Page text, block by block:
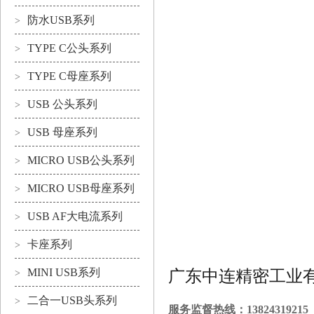
> 防水USB系列
> TYPE C公头系列
> TYPE C母座系列
> USB 公头系列
> USB 母座系列
> MICRO USB公头系列
> MICRO USB母座系列
> USB AF大电流系列
> 卡座系列
> MINI USB系列
> 二合一USB头系列
广东中连精密工业
服务监督热线：13824319215